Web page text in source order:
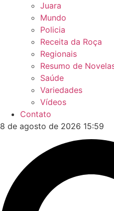
Juara
Mundo
Policia
Receita da Roça
Regionais
Resumo de
Saúde
Variedades
Vídeos
Contato
8 de agosto de 2026 15:59